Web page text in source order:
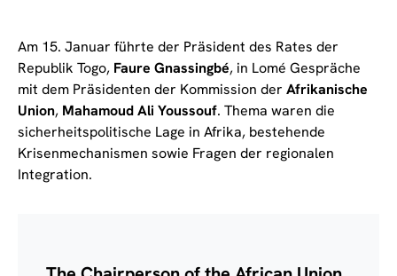
Am 15. Januar führte der Präsident des Rates der
Republik Togo, Faure Gnassingbé, in Lomé Gespräche
mit dem Präsidenten der Kommission der Afrikanische
Union, Mahamoud Ali Youssouf. Thema waren die
sicherheitspolitische Lage in Afrika, bestehende
Krisenmechanismen sowie Fragen der regionalen
Integration.